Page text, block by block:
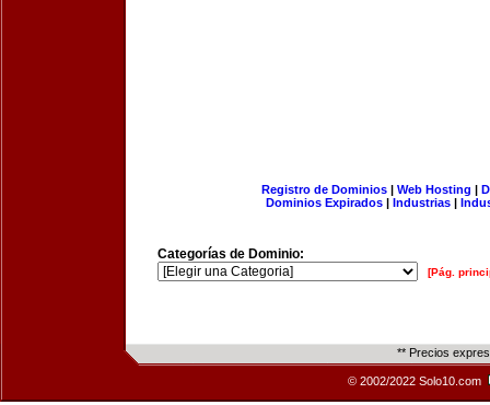
Registro de Dominios| Web Hosting |
Dominios Expirados | Industrias |
Categorías de Dominio:
[Pág.
** Precios
© 2002/2022 Solo10.com